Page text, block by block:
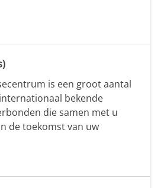
is een groot aantal
bekende
die samen met u
de toekomst van uw